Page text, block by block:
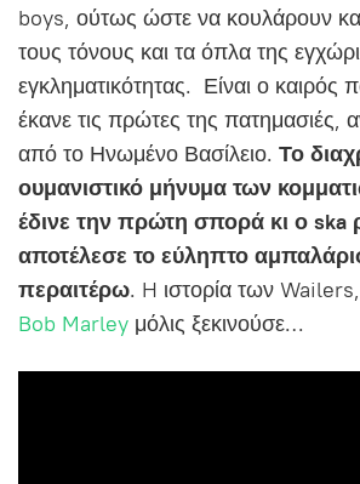
boys, ούτως ώστε να κουλάρουν
τους τόνους και τα όπλα της
εγκληματικότητας. Είναι ο καιρός
έκανε τις πρώτες της πατημασιές,
από το Ηνωμένο Βασίλειο. Το
ουμανιστικό μήνυμα των
έδινε την πρώτη σπορά κι ο ska
αποτέλεσε το εύληπτο
περαιτέρω. H ιστορία των
Bob Marley μόλις ξεκινούσε…